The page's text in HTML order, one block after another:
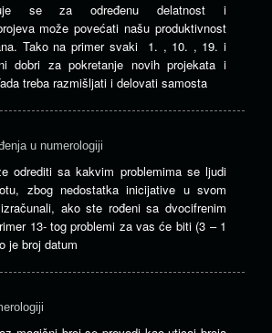
se za određenu delatnost i
može povećati našu produktivnost
Tako na primer svaki 1. , 10. , 19. i
dobri za pokretanje novih projekata i
treba razmišljati i delovati samosta
u numerologiji
odrediti sa kakvim problemima se ljudi
zbog nedostatka inicijative u svom
ako ste rođeni sa dvocifrenim
13- tog problemi za vas će biti (3 – 1
je broj datum